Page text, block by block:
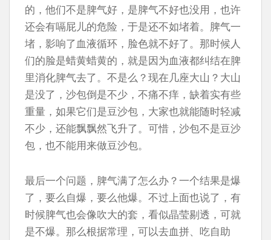
的，他们不是脾气好，是脾气不好也没用，也许
还会有嗝屁儿的危险，于是还不如堵着。脾气一
堵，影响了血液循环，脸色就不好了。那时候人
们的脸是蜡黄蜡黄的，就是因为血液都纠结在脾
里消化脾气去了。不是么？现在几座大山？大山
是没了，沙包倒是不少，不痛不痒，缺着实有些
重量，如果它们是豆沙包，大家也就能随时轻减
不少，还能飘飘然飞升了。可惜，沙包不是豆沙
包，也不能用来做豆沙包。
最后一个问题，脾气满了怎么办？一个结果是爆
了，要么自爆，要么他爆。不过上面也说了，有
时候脾气也会像吹大的套，看似晶莹剔透，可就
是不爆。那么根据常理，可以去血拼、吃自助